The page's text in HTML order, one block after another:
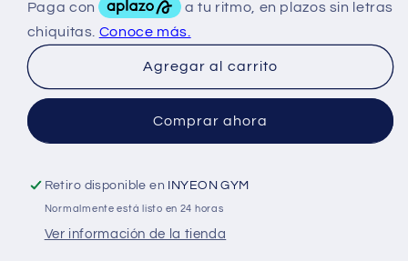
BHP
Creatina
Monohidratada
Grs
BHP
Creatina
Monohidratada
250
Grs
Agregar al carrito
Comprar ahora
Retiro disponible en INYEON GYM
Normalmente está listo en 24 horas
Ver información de la tienda